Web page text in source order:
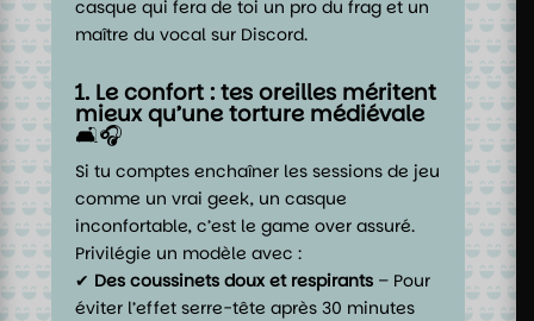
casque qui fera de toi un pro du frag et un
maître du vocal sur Discord.
1. Le confort : tes oreilles méritent
mieux qu’une torture médiévale
🛋️🎧
Si tu comptes enchaîner les sessions de jeu
comme un vrai geek, un casque
inconfortable, c’est le game over assuré.
Privilégie un modèle avec :
✔ Des coussinets doux et respirants – Pour
éviter l’effet serre-tête après 30 minutes